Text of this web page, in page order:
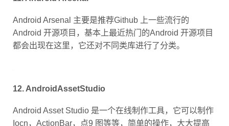
Android Arsenal 主要是推荐Github 上一些流行的
Android 开源项目，基本上最近热门的Android 开源项目
都会出现在这里，它还对不同类库进行了分类。
12. AndroidAssetStudio
Android Asset Studio 是一个在线制作工具，它可以制作
Iocn，ActionBar，点9 图等等，简单的操作，大大提高